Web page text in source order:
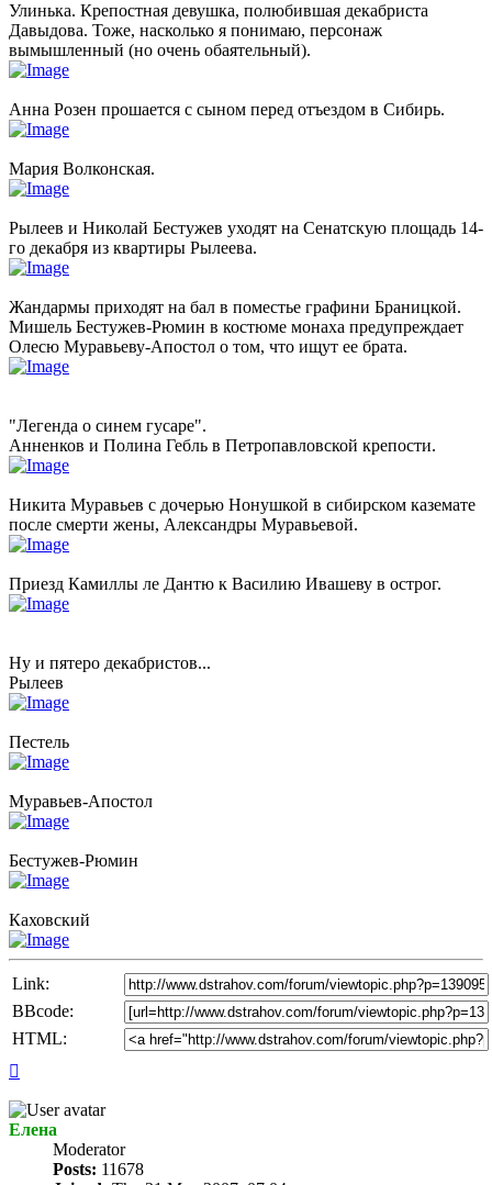
Улинька. Крепостная девушка, полюбившая декабриста
Давыдова. Тоже, насколько я понимаю, персонаж
вымышленный (но очень обаятельный).
Анна Розен прошается с сыном перед отъездом в Сибирь.
Мария Волконская.
Рылеев и Николай Бестужев уходят на Сенатскую площадь 14-
го декабря из квартиры Рылеева.
Жандармы приходят на бал в поместье графини Браницкой.
Мишель Бестужев-Рюмин в костюме монаха предупреждает
Олесю Муравьеву-Апостол о том, что ищут ее брата.
"Легенда о синем гусаре".
Анненков и Полина Гебль в Петропавловской крепости.
Никита Муравьев с дочерью Нонушкой в сибирском каземате
после смерти жены, Александры Муравьевой.
Приезд Камиллы ле Дантю к Василию Ивашеву в острог.
Ну и пятеро декабристов...
Рылеев
Пестель
Муравьев-Апостол
Бестужев-Рюмин
Каховский
Link:
BBcode:
HTML:
Елена
Мoderator
Posts: 11678